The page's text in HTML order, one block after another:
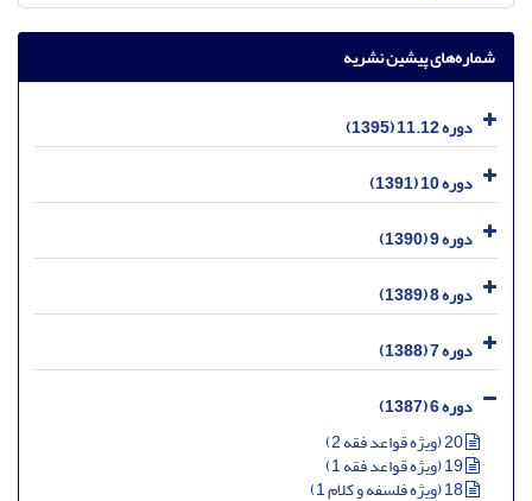
شماره‌های پیشین نشریه
دوره 11.12 (1395)
دوره 10 (1391)
دوره 9 (1390)
دوره 8 (1389)
دوره 7 (1388)
دوره 6 (1387)